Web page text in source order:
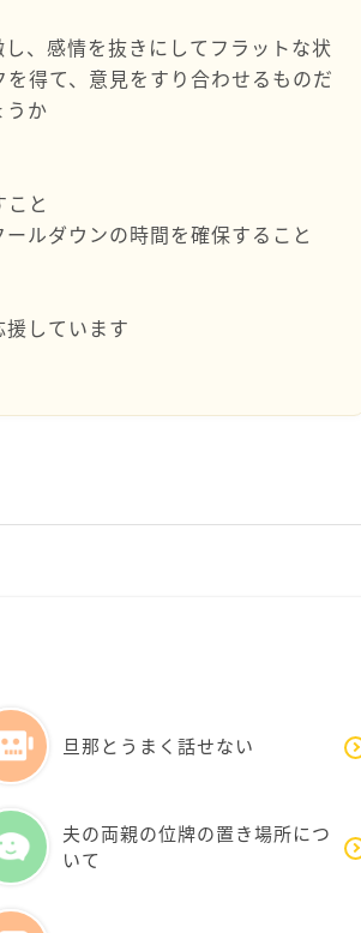
、感情を抜きにしてフラットな状
得て、意見をすり合わせるものだ
うか
と
ルダウンの時間を確保すること
しています
旦那とうまく話せない
夫の両親の位牌の置き場所につ
いて